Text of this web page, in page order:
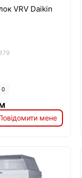
VRV Daikin
0
мене